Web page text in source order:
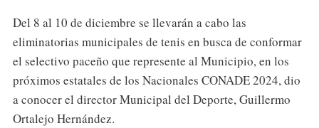
Del 8 al 10 de diciembre se llevarán a cabo las
eliminatorias municipales de tenis en busca de conformar
el selectivo paceño que represente al Municipio, en los
próximos estatales de los Nacionales CONADE 2024, dio
a conocer el director Municipal del Deporte, Guillermo
Ortalejo Hernández.